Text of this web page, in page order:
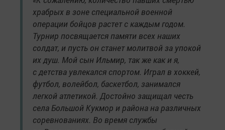
храбрых в зоне специальной военной
операции бойцов растет с каждым годом.
Турнир посвящается памяти всех наших
солдат, и пусть он станет молитвой за упокой
их душ. Мой сын Ильмир, так же как и я,
с детства увлекался спортом. Играл в хоккей,
футбол, волейбол, баскетбол, занимался
легкой атлетикой. Достойно защищал честь
села Большой Кукмор и района на различных
соревнованиях. Во время службы